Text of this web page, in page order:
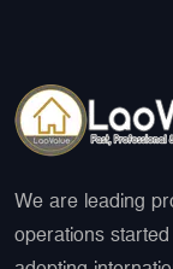
We are leading
operations